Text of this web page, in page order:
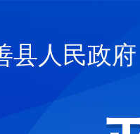
县人民政府